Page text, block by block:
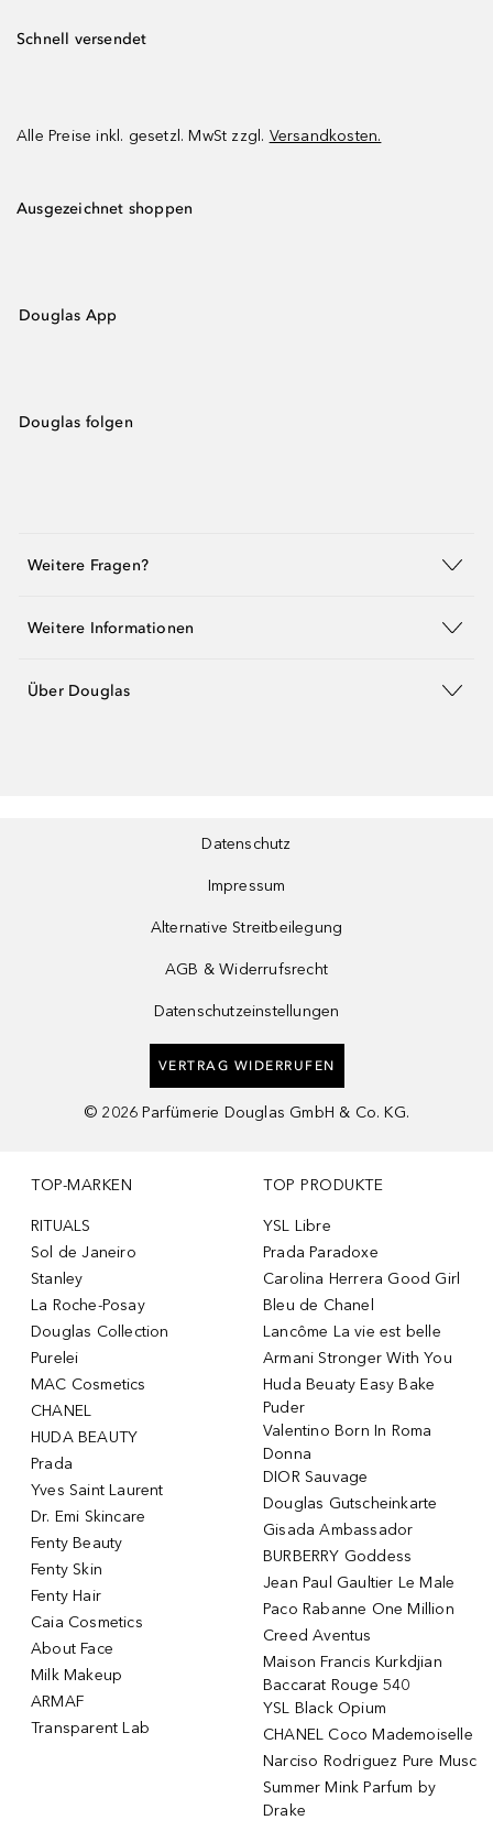
Schnell versendet
Alle Preise inkl. gesetzl. MwSt zzgl. Versandkosten.
Ausgezeichnet shoppen
Douglas App
Douglas folgen
Weitere Fragen?
Weitere Informationen
Über Douglas
Datenschutz
Impressum
Alternative Streitbeilegung
AGB & Widerrufsrecht
Datenschutzeinstellungen
VERTRAG WIDERRUFEN
© 2026 Parfümerie Douglas GmbH & Co. KG.
TOP-MARKEN
RITUALS
Sol de Janeiro
Stanley
La Roche-Posay
Douglas Collection
Purelei
MAC Cosmetics
CHANEL
HUDA BEAUTY
Prada
Yves Saint Laurent
Dr. Emi Skincare
Fenty Beauty
Fenty Skin
Fenty Hair
Caia Cosmetics
About Face
Milk Makeup
ARMAF
Transparent Lab
TOP PRODUKTE
YSL Libre
Prada Paradoxe
Carolina Herrera Good Girl
Bleu de Chanel
Lancôme La vie est belle
Armani Stronger With You
Huda Beuaty Easy Bake
Puder
Valentino Born In Roma
Donna
DIOR Sauvage
Douglas Gutscheinkarte
Gisada Ambassador
BURBERRY Goddess
Jean Paul Gaultier Le Male
Paco Rabanne One Million
Creed Aventus
Maison Francis Kurkdjian
Baccarat Rouge 540
YSL Black Opium
CHANEL Coco Mademoiselle
Narciso Rodriguez Pure Musc
Summer Mink Parfum by
Drake